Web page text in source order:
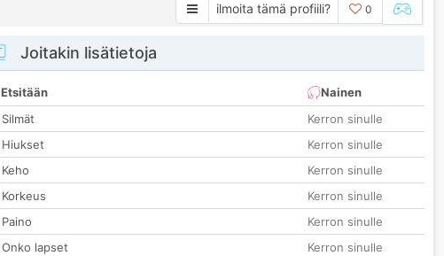
ilmoita tämä profiili? 0
Joitakin lisätietoja
Etsitään
Nainen
Silmät
Kerron sinulle
Hiukset
Kerron sinulle
Keho
Kerron sinulle
Korkeus
Kerron sinulle
Paino
Kerron sinulle
Onko lapset
Kerron sinulle